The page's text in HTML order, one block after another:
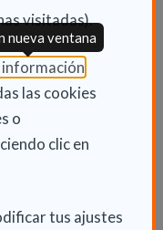
visitadas).
información(Abre en
las cookies
o
clic en
tus ajustes
nueva ventana